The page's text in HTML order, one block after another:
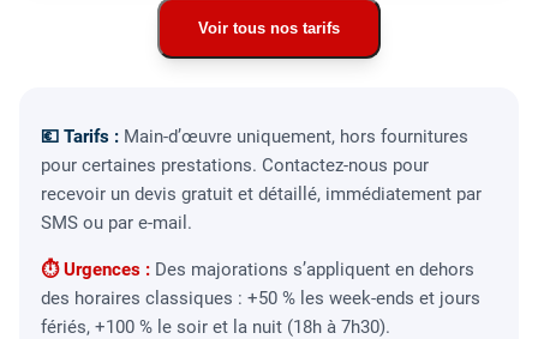
Voir tous nos tarifs
💶 Tarifs : Main-d’œuvre uniquement, hors fournitures
pour certaines prestations. Contactez-nous pour
recevoir un devis gratuit et détaillé, immédiatement par
SMS ou par e-mail.
⏱ Urgences : Des majorations s’appliquent en dehors
des horaires classiques : +50 % les week-ends et jours
fériés, +100 % le soir et la nuit (18h à 7h30).